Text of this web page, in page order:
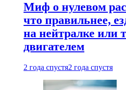
Миф о нулевом
что правильнее,
на нейтралке или
двигателем
2 года спустя2 года спустя